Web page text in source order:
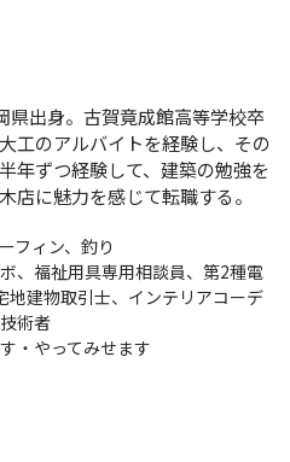
県出身。古賀竟成館高等学校卒
工のアルバイトを経験し、その
年ずつ経験して、建築の勉強を
店に魅力を感じて転職する。
フィン、釣り
、福祉用具専用相談員、第2種電
建物取引士、インテリアコーデ
術者
・やってみせます